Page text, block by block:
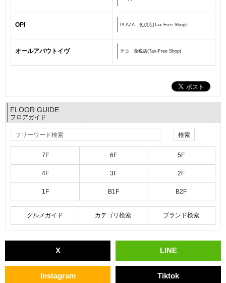
OPI PLAZA 免税店(Tax-Free Shop)
オールアバウトイヴ チコ 免税店(Tax-Free Shop)
FLOOR GUIDE
フロアガイド
7F 6F 5F
4F 3F 2F
1F B1F B2F
グルメガイド カテゴリ検索 ブランド検索
X LINE
Instagram Tiktok